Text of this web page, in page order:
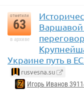
отметили
63
в архиве
Украине путь в
rusvesna.su
Игорь Иванов